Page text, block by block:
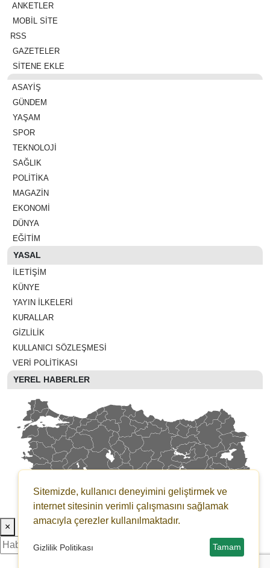
ANKETLER
MOBİL SİTE
RSS
GAZETELER
SİTENE EKLE
ASAYIŞ
GÜNDEM
YAŞAM
SPOR
TEKNOLOJI
SAĞLIK
POLITIKA
MAGAZIN
EKONOMI
DÜNYA
EĞITIM
YASAL
İLETIŞIM
KÜNYE
YAYIN İLKELERI
KURALLAR
GIZLILIK
KULLANICI SÖZLEŞMESI
VERI POLITIKASI
YEREL HABERLER
×
Sitemizde, kullanıcı deneyimini geliştirmek ve
internet sitesinin verimli çalışmasını sağlamak
amacıyla çerezler kullanılmaktadır.
Gizlilik Politikası Tamam